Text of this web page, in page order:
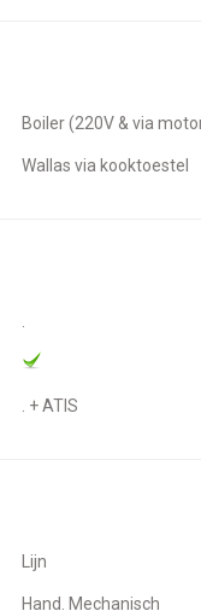
Boiler (220V & via
Wallas via kooktoestel
+ ATIS
Lijn
Hand. Mechanisch